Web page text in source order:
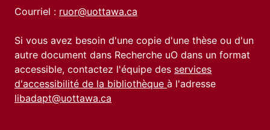
Courriel : ruor@uottawa.ca
Si vous avez besoin d'une copie d'une thèse ou d'un
autre document dans Recherche uO dans un format
accessible, contactez l'équipe des services
d'accessibilité de la bibliothèque à l'adresse
libadapt@uottawa.ca